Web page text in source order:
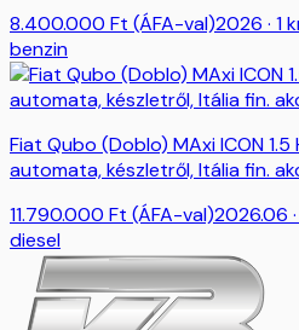
8.400.000 Ft (ÁFA-val)2026 · 1
benzin
Fiat Qubo (Doblo) MAxi ICON 1.5
automata, készletről, Itália fin.
11.790.000 Ft (ÁFA-val)2026.06
diesel